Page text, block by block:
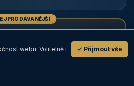
partner
ve výpisech, zlatý odznak a
💬
webu. Volitelně i
✓ Přijmout vše